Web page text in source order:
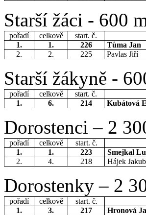
Starší žáci - 600
pořadí celkově start. č.
1.
1. 226
Tůma Jan
2.
2. 225 Pavlas Jiří
Starší žákyně -
pořadí celkově start. č.
1.
6. 214 Kubátová
Dorostenci – 2
pořadí celkově start. č.
1.
1. 223
Smejkal
2.
4. 218 Hájek Jakub
Dorostenky – 2
pořadí celkově start. č.
1.
3. 217
Hronová